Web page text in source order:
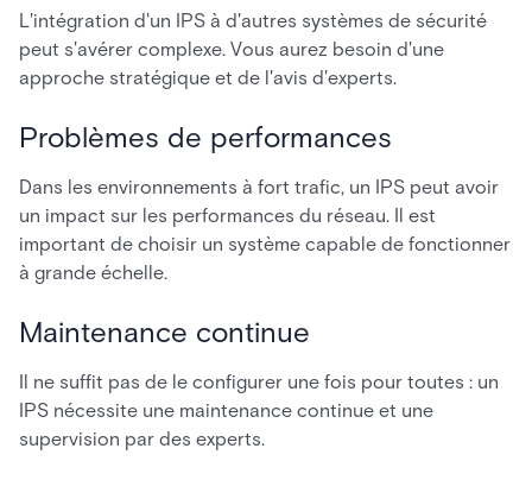
L'intégration d'un IPS à d'autres systèmes de sécurité
peut s'avérer complexe. Vous aurez besoin d'une
approche stratégique et de l'avis d'experts.
Problèmes de performances
Dans les environnements à fort trafic, un IPS peut avoir
un impact sur les performances du réseau. Il est
important de choisir un système capable de fonctionner
à grande échelle.
Maintenance continue
Il ne suffit pas de le configurer une fois pour toutes : un
IPS nécessite une maintenance continue et une
supervision par des experts.